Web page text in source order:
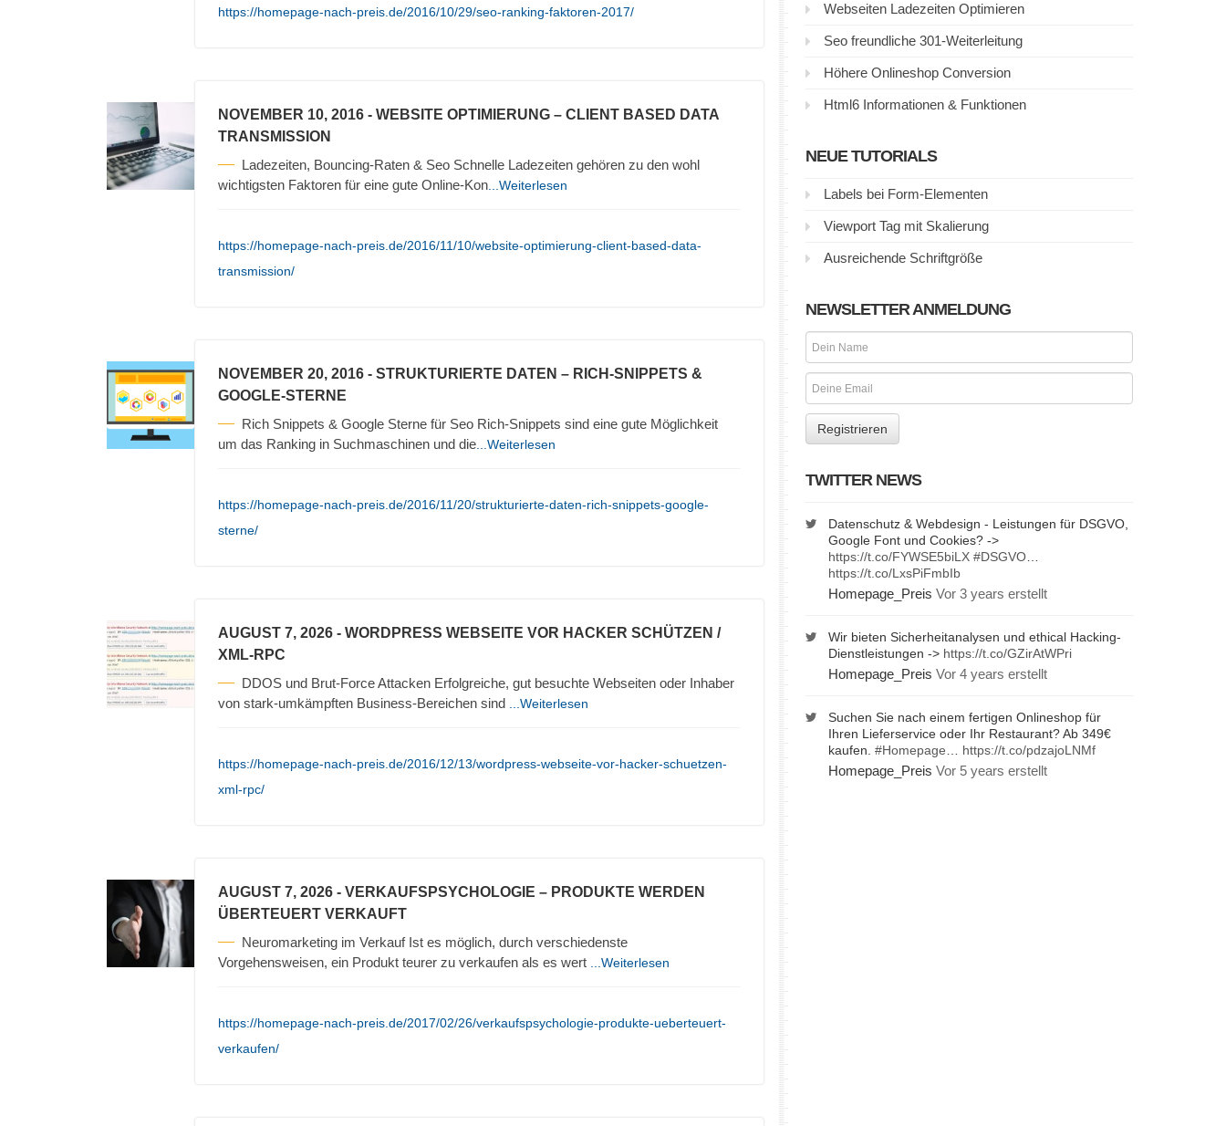
https://homepage-nach-preis.de/2016/10/29/seo-ranking-faktoren-2017/
NOVEMBER 10, 2016 - WEBSITE OPTIMIERUNG – CLIENT BASED DATA
TRANSMISSION
Ladezeiten, Bouncing-Raten & Seo Schnelle Ladezeiten gehören zu den wohl
wichtigsten Faktoren für eine gute Online-Kon ...Weiterlesen
https://homepage-nach-preis.de/2016/11/10/website-optimierung-client-based-data-
transmission/
NOVEMBER 20, 2016 - STRUKTURIERTE DATEN – RICH-SNIPPETS &
GOOGLE-STERNE
Rich Snippets & Google Sterne für Seo Rich-Snippets sind eine gute Möglichkeit
um das Ranking in Suchmaschinen und die ...Weiterlesen
https://homepage-nach-preis.de/2016/11/20/strukturierte-daten-rich-snippets-google-
sterne/
AUGUST 7, 2026 - WORDPRESS WEBSEITE VOR HACKER SCHÜTZEN /
XML-RPC
DDOS und Brut-Force Attacken Erfolgreiche, gut besuchte Webseiten oder Inhaber
von stark-umkämpften Business-Bereichen sind
...Weiterlesen
https://homepage-nach-preis.de/2016/12/13/wordpress-webseite-vor-hacker-schuetzen-
xml-rpc/
AUGUST 7, 2026 - VERKAUFSPSYCHOLOGIE – PRODUKTE WERDEN
ÜBERTEUERT VERKAUFT
Neuromarketing im Verkauf Ist es möglich, durch verschiedenste
Vorgehensweisen, ein Produkt teurer zu verkaufen als es wert
...Weiterlesen
https://homepage-nach-preis.de/2017/02/26/verkaufspsychologie-produkte-ueberteuert-
verkaufen/
Webseiten Ladezeiten Optimieren
Seo freundliche 301-Weiterleitung
Höhere Onlineshop Conversion
Html6 Informationen & Funktionen
NEUE TUTORIALS
Labels bei Form-Elementen
Viewport Tag mit Skalierung
Ausreichende Schriftgröße
NEWSLETTER ANMELDUNG
TWITTER NEWS
Datenschutz & Webdesign - Leistungen für DSGVO,
Google Font und Cookies? ->
https://t.co/FYWSE5biLX #DSGVO…
https://t.co/LxsPiFmbIb
Homepage_Preis Vor 3 years erstellt
Wir bieten Sicherheitanalysen und ethical Hacking-
Dienstleistungen -> https://t.co/GZirAtWPri
Homepage_Preis Vor 4 years erstellt
Suchen Sie nach einem fertigen Onlineshop für
Ihren Lieferservice oder Ihr Restaurant? Ab 349€
kaufen. #Homepage https://t.co/pdzajoLNMf
Homepage_Preis Vor 5 years erstellt